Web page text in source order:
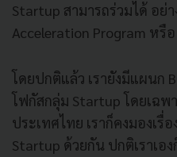
Startup สามารถร่วมได้ อย่า
Acceleration Program หรื
โดยปกติแล้ว เรายังมีแผนก
โฟกัสกลุ่ม Startup โดยเฉพ
ประเทศไทย เราก็คงมองเรื่
Startup ด้วยกัน ปกติเราเอ